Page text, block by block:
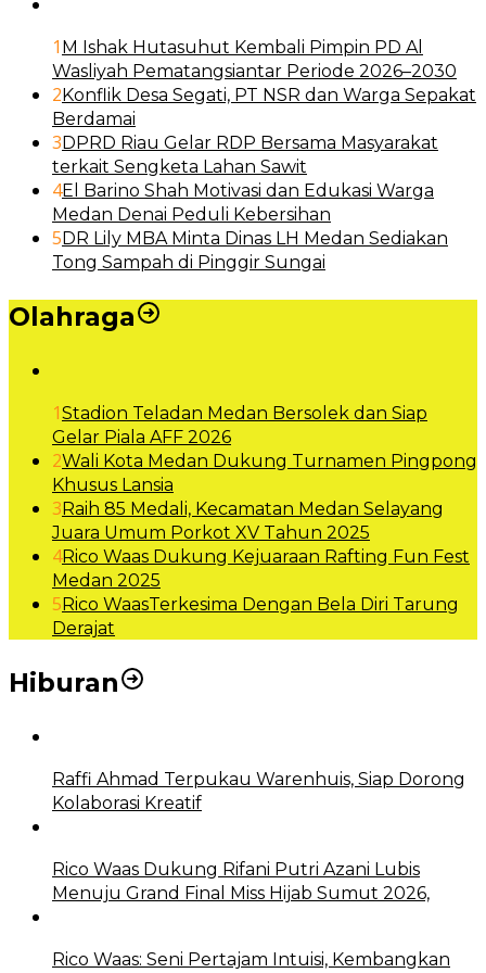
1 M Ishak Hutasuhut Kembali Pimpin PD Al
Wasliyah Pematangsiantar Periode 2026–2030
2Konflik Desa Segati, PT NSR dan Warga Sepakat
Berdamai
3DPRD Riau Gelar RDP Bersama Masyarakat
terkait Sengketa Lahan Sawit
4El Barino Shah Motivasi dan Edukasi Warga
Medan Denai Peduli Kebersihan
5DR Lily MBA Minta Dinas LH Medan Sediakan
Tong Sampah di Pinggir Sungai
Olahraga
1Stadion Teladan Medan Bersolek dan Siap
Gelar Piala AFF 2026
2Wali Kota Medan Dukung Turnamen Pingpong
Khusus Lansia
3Raih 85 Medali, Kecamatan Medan Selayang
Juara Umum Porkot XV Tahun 2025
4Rico Waas Dukung Kejuaraan Rafting Fun Fest
Medan 2025
5Rico WaasTerkesima Dengan Bela Diri Tarung
Derajat
Hiburan
Raffi Ahmad Terpukau Warenhuis, Siap Dorong
Kolaborasi Kreatif
Rico Waas Dukung Rifani Putri Azani Lubis
Menuju Grand Final Miss Hijab Sumut 2026,
Rico Waas: Seni Pertajam Intuisi, Kembangkan